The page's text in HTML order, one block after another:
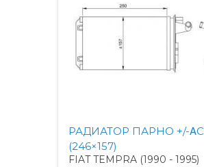
РАДИАТОР ПАРНО +/-ΑC
(246×157)
FIAT TEMPRA (1990 - 1995)